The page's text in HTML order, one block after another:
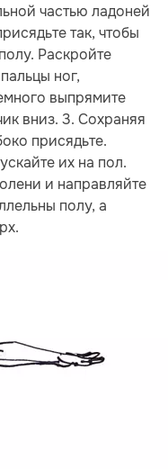
частью ладоней
так, чтобы
Раскройте
ног,
выпрямите
вниз. 3. Сохраняя
присядьте.
их на пол.
и направляйте
полу, а